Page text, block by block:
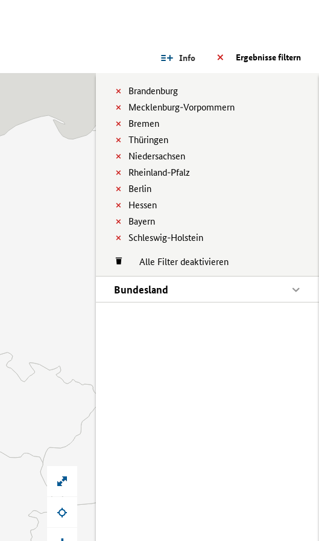
Ergebnisse filtern
Info
Brandenburg
Mecklenburg-Vorpommern
Bremen
Thüringen
Niedersachsen
Rheinland-Pfalz
Berlin
Hessen
Bayern
Schleswig-Holstein
Alle Filter deaktivieren
Bundesland